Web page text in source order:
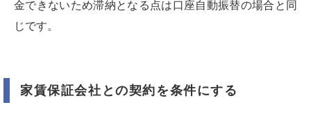
金できないため滞納となる点は口座自動振替の場合と同
じです。
家賃保証会社との契約を条件にする